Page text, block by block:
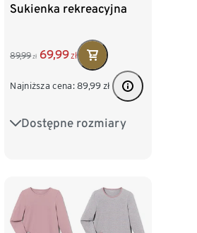
Sukienka rekreacyjna
89,99 zł 69,99 zł
Najniższa cena: 89,99 zł
Dostępne rozmiary
86/92 98/104
134/140